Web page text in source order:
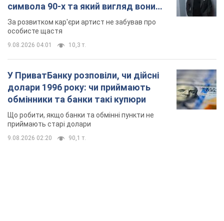
символа 90-х та який вигляд вони
мають
За розвитком кар'єри артист не забував про
особисте щастя
9.08.2026 04:01 10,3 т.
У ПриватБанку розповіли, чи дійсні
долари 1996 року: чи приймають
обмінники та банки такі купюри
Що робити, якщо банки та обмінні пункти не
приймають старі долари
9.08.2026 02:20 90,1 т.